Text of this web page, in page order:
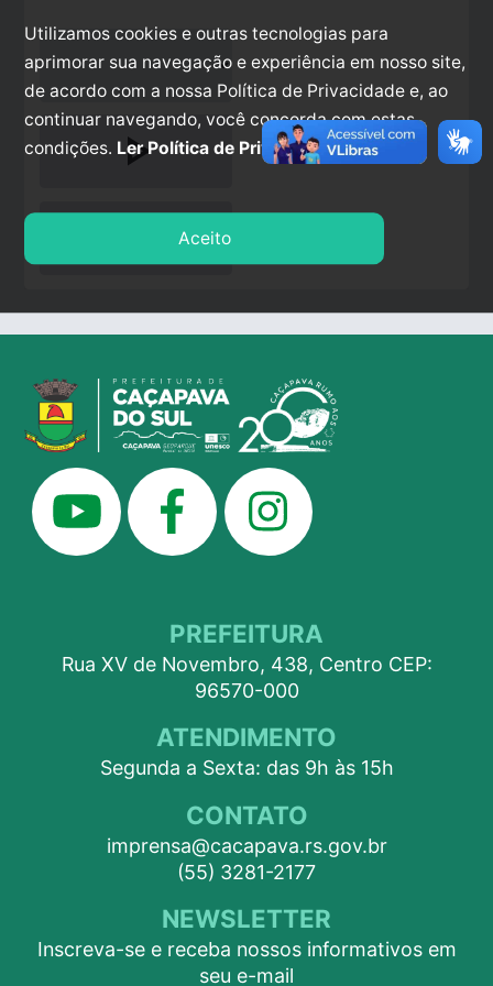
play_arrow
PREFEITURA
Rua XV de Novembro, 438, Centro CEP:
96570-000
ATENDIMENTO
Segunda a Sexta: das 9h às 15h
CONTATO
imprensa@cacapava.rs.gov.br
(55) 3281-2177
NEWSLETTER
Inscreva-se e receba nossos informativos em
seu e-mail
Utilizamos cookies e outras tecnologias para
aprimorar sua navegação e experiência em nosso site,
de acordo com a nossa Política de Privacidade e, ao
continuar navegando, você concorda com estas
condições. Ler Política de Privacidade.
Aceito